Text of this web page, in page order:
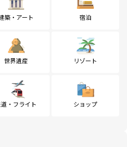
築・アート 宿泊
世界遺産 リゾート
・フライト ショップ